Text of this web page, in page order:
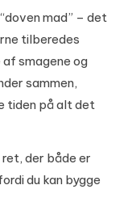
mad” – det
tilberedes
smagene og
sammen,
tiden på alt det
der både er
du kan bygge